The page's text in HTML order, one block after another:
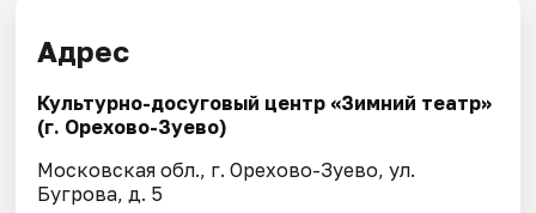
Адрес
Культурно-досуговый центр «Зимний театр»
(г. Орехово-Зуево)
Московская обл., г. Орехово-Зуево, ул.
Бугрова, д. 5